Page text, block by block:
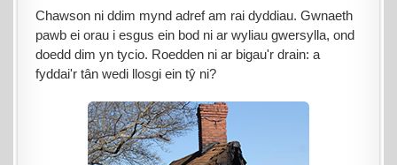
Chawson ni ddim mynd adref am rai dyddiau. Gwnaeth
pawb ei orau i esgus ein bod ni ar wyliau gwersylla, ond
doedd dim yn tycio. Roedden ni ar bigau'r drain: a
fyddai'r tân wedi llosgi ein tŷ ni?